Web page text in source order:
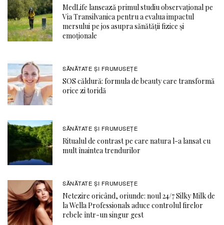
MedLife lansează primul studiu observațional pe
Via Transilvanica pentru a evalua impactul
mersului pe jos asupra sănătății fizice și
emoționale
SĂNĂTATE ŞI FRUMUSEȚE
SOS căldură: formula de beauty care transformă
orice zi toridă
SĂNĂTATE ŞI FRUMUSEȚE
Ritualul de contrast pe care natura l-a lansat cu
mult înaintea trendurilor
SĂNĂTATE ŞI FRUMUSEȚE
Netezire oricând, oriunde: noul 24/7 Silky Milk de
la Wella Professionals aduce controlul firelor
rebele într-un singur gest